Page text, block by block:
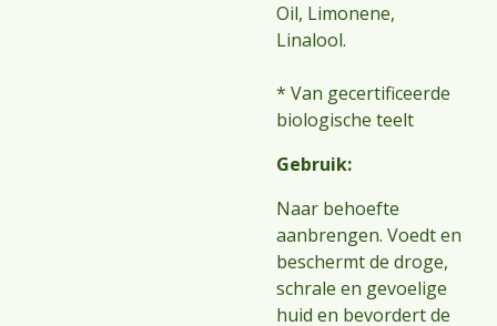
Oil, Limonene,
Linalool.
* Van gecertificeerde
biologische teelt
Gebruik:
Naar behoefte
aanbrengen. Voedt en
beschermt de droge,
schrale en gevoelige
huid en bevordert de